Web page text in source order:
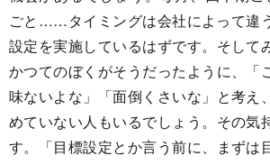
ごと……タイミングは会社によって違
設定を実施しているはずです。そして
かつてのぼくがそうだったように、「
味ないよな」「面倒くさいな」と考え
めていない人もいるでしょう。その気
す。「目標設定とか言う前に、まずは